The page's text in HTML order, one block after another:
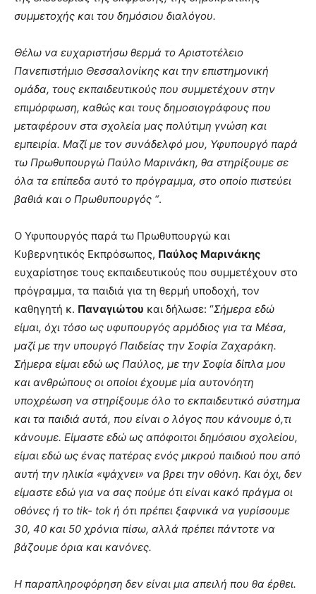
συμμετοχής και του δημόσιου διαλόγου.
Θέλω να ευχαριστήσω θερμά το Αριστοτέλειο
Πανεπιστήμιο Θεσσαλονίκης και την επιστημονική
ομάδα, τους εκπαιδευτικούς που συμμετέχουν στην
επιμόρφωση, καθώς και τους δημοσιογράφους που
μεταφέρουν στα σχολεία μας πολύτιμη γνώση και
εμπειρία. Μαζί με τον συνάδελφό μου, Υφυπουργό παρά
τω Πρωθυπουργώ Παύλο Μαρινάκη, θα στηρίξουμε σε
όλα τα επίπεδα αυτό το πρόγραμμα, στο οποίο πιστεύει
βαθιά και ο Πρωθυπουργός “.
Ο Υφυπουργός παρά τω Πρωθυπουργώ και
Κυβερνητικός Εκπρόσωπος, Παύλος Μαρινάκης
ευχαρίστησε τους εκπαιδευτικούς που συμμετέχουν στο
πρόγραμμα, τα παιδιά για τη θερμή υποδοχή, τον
καθηγητή κ. Παναγιώτου και δήλωσε: “Σήμερα εδώ
είμαι, όχι τόσο ως υφυπουργός αρμόδιος για τα Μέσα,
μαζί με την υπουργό Παιδείας την Σοφία Ζαχαράκη.
Σήμερα είμαι εδώ ως Παύλος, με την Σοφία δίπλα μου
και ανθρώπους οι οποίοι έχουμε μία αυτονόητη
υποχρέωση να στηρίξουμε όλο το εκπαιδευτικό σύστημα
και τα παιδιά αυτά, που είναι ο λόγος που κάνουμε ό,τι
κάνουμε. Είμαστε εδώ ως απόφοιτοι δημόσιου σχολείου,
είμαι εδώ ως ένας πατέρας ενός μικρού παιδιού που από
αυτή την ηλικία «ψάχνει» να βρει την οθόνη. Και όχι, δεν
είμαστε εδώ για να σας πούμε ότι είναι κακό πράγμα οι
οθόνες ή το tik- tok ή ότι πρέπει ξαφνικά να γυρίσουμε
30, 40 και 50 χρόνια πίσω, αλλά πρέπει πάντοτε να
βάζουμε όρια και κανόνες.
Η παραπληροφόρηση δεν είναι μια απειλή που θα έρθει.